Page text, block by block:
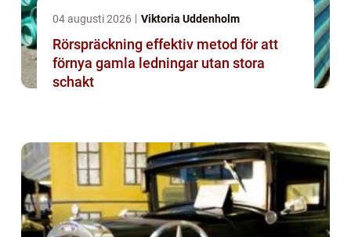
04 augusti 2026 Viktoria Uddenholm
Rörspräckning effektiv metod för att
förnya gamla ledningar utan stora
schakt